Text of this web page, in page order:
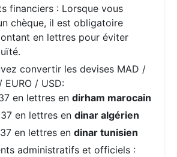
financiers : Lorsque vous
chèque, il est obligatoire
en lettres pour éviter
convertir les devises MAD /
EURO / USD:
en lettres endirham marocain
en lettres endinar algérien
en lettres endinar tunisien
administratifs et officiels :